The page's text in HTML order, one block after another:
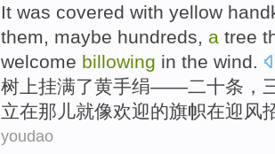
It was covered with yellow
them, maybe hundreds, a tree
welcome billowing in the wind.
树上挂满了黄手绢——二十条，
立在那儿就像欢迎的旗帜在迎风
youdao